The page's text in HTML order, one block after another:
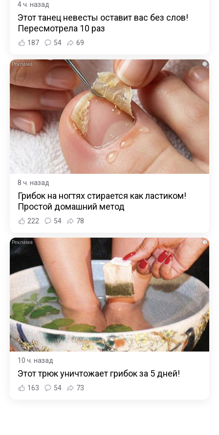
4 ч. назад
Этот танец невесты оставит вас без слов!
Пересмотрела 10 раз
187 54 69
i
8 ч. назад
Грибок на ногтях стирается как ластиком!
Простой домашний метод
222 54 78
i
10 ч. назад
Этот трюк уничтожает грибок за 5 дней!
163 54 73